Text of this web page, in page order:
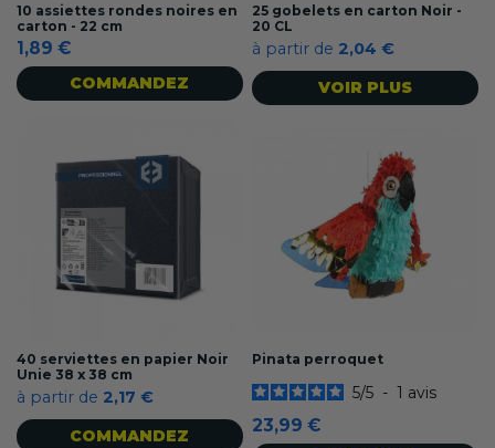
10 assiettes rondes noires en
carton - 22 cm
1,89 €
COMMANDEZ
25 gobelets en carton Noir -
20 CL
à partir de 2,04 €
VOIR PLUS
40 serviettes en papier Noir
Unie 38 x 38 cm
à partir de 2,17 €
COMMANDEZ
Pinata perroquet
5/5 - 1 avis
23,99 €